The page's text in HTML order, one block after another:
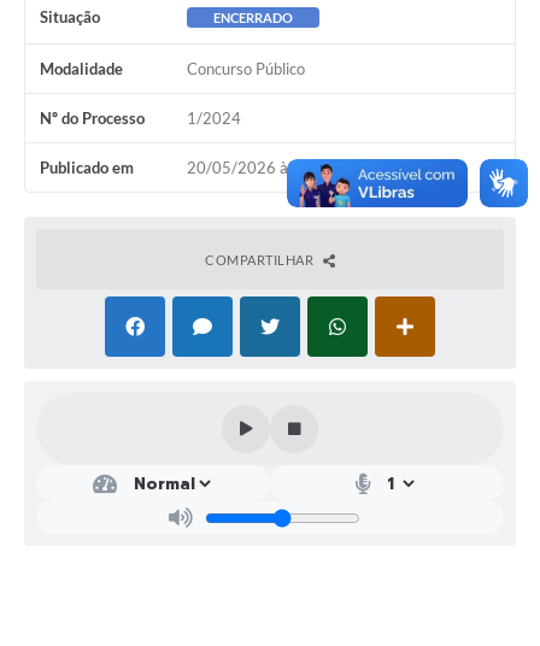
Situação ENCERRADO
Modalidade Concurso Público
Nº do Processo 1/2024
Publicado em 20/05/2026 às 09h00
COMPARTILHAR